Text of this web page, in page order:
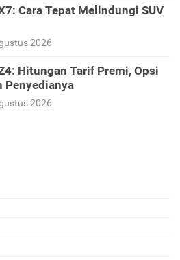
Cara Tepat Melindungi SUV
2026
Hitungan Tarif Premi, Opsi
Penyedianya
2026